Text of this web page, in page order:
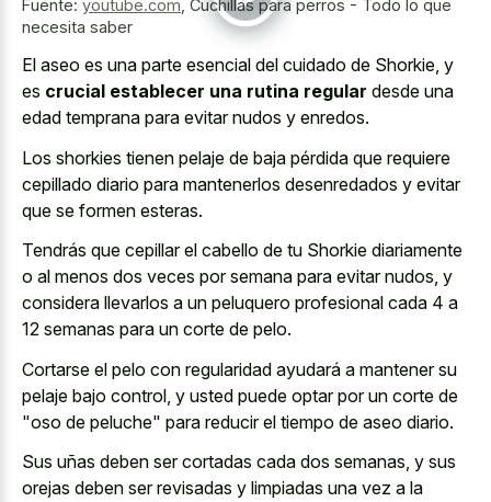
Fuente: youtube.com Cuchillas para perros - Todo lo que
necesita saber
El aseo es una parte esencial del cuidado de Shorkie, y
es crucial establecer una rutina regular desde una
edad temprana para evitar nudos y enredos.
Los shorkies tienen pelaje de baja pérdida que requiere
cepillado diario para mantenerlos desenredados y evitar
que se formen esteras.
Tendrás que cepillar el cabello de tu Shorkie diariamente
o al menos dos veces por semana para evitar nudos, y
considera llevarlos a un peluquero profesional cada 4 a
12 semanas para un corte de pelo.
Cortarse el pelo con regularidad ayudará a mantener su
pelaje bajo control, y usted puede optar por un corte de
"oso de peluche" para reducir el tiempo de aseo diario.
Sus uñas deben ser cortadas cada dos semanas, y sus
orejas deben ser revisadas y limpiadas una vez a la